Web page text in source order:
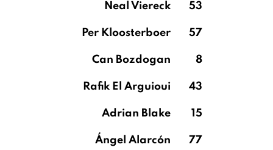
Neal Viereck 53
Per Kloosterboer 57
Can Bozdogan 8
Rafik El Arguioui 43
Adrian Blake 15
Ángel Alarcón 77